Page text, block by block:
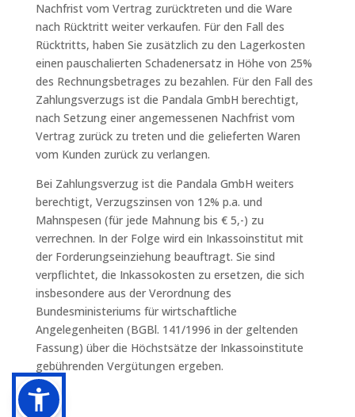
Nachfrist vom Vertrag zurücktreten und die Ware
nach Rücktritt weiter verkaufen. Für den Fall des
Rücktritts, haben Sie zusätzlich zu den Lagerkosten
einen pauschalierten Schadenersatz in Höhe von 25%
des Rechnungsbetrages zu bezahlen. Für den Fall des
Zahlungsverzugs ist die Pandala GmbH berechtigt,
nach Setzung einer angemessenen Nachfrist vom
Vertrag zurück zu treten und die gelieferten Waren
vom Kunden zurück zu verlangen.
Bei Zahlungsverzug ist die Pandala GmbH weiters
berechtigt, Verzugszinsen von 12% p.a. und
Mahnspesen (für jede Mahnung bis € 5,-) zu
verrechnen. In der Folge wird ein Inkassoinstitut mit
der Forderungseinziehung beauftragt. Sie sind
verpflichtet, die Inkassokosten zu ersetzen, die sich
insbesondere aus der Verordnung des
Bundesministeriums für wirtschaftliche
Angelegenheiten (BGBl. 141/1996 in der geltenden
Fassung) über die Höchstsätze der Inkassoinstitute
gebührenden Vergütungen ergeben.